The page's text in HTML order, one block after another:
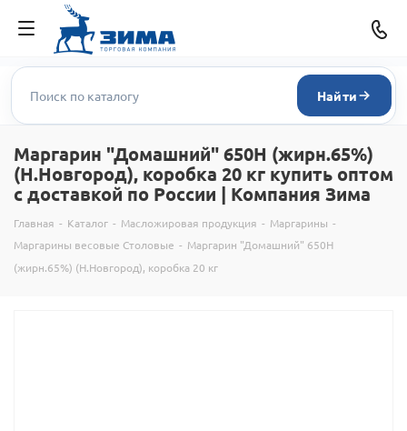
Найти
Маргарин "Домашний" 650Н (жирн.65%)
(Н.Новгород), коробка 20 кг купить оптом
с доставкой по России | Компания Зима
Главная - Каталог - Масложировая продукция - Маргарины -
Маргарины весовые Столовые - Маргарин "Домашний" 650Н
(жирн.65%) (Н.Новгород), коробка 20 кг